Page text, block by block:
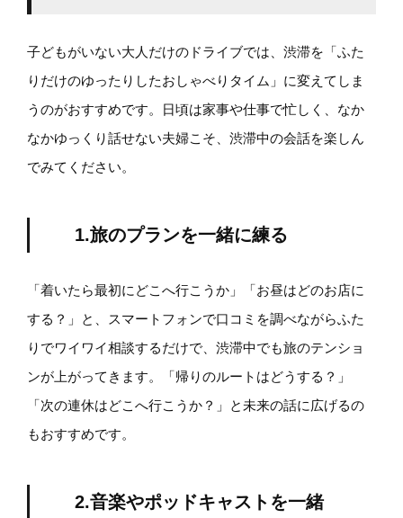
子どもがいない大人だけのドライブでは、渋滞を「ふた
りだけのゆったりしたおしゃべりタイム」に変えてしま
うのがおすすめです。日頃は家事や仕事で忙しく、なか
なかゆっくり話せない夫婦こそ、渋滞中の会話を楽しん
でみてください。
1.旅のプランを一緒に練る
「着いたら最初にどこへ行こうか」「お昼はどのお店に
する？」と、スマートフォンで口コミを調べながらふた
りでワイワイ相談するだけで、渋滞中でも旅のテンショ
ンが上がってきます。「帰りのルートはどうする？」
「次の連休はどこへ行こうか？」と未来の話に広げるの
もおすすめです。
2.音楽やポッドキャストを一緒